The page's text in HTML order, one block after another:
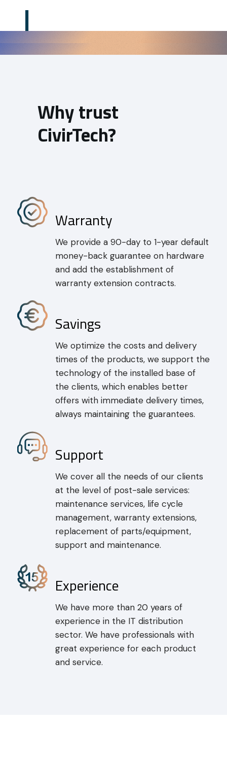
Commit
Why trust
CivirTech?
Warranty
We provide a 90-day to 1-year default
money-back guarantee on hardware
and add the establishment of
warranty extension contracts.
Savings
We optimize the costs and delivery
times of the products, we support the
technology of the installed base of
the clients, which enables better
offers with immediate delivery times,
always maintaining the guarantees.
Support
We cover all the needs of our clients
at the level of post-sale services:
maintenance services, life cycle
management, warranty extensions,
replacement of parts/equipment,
support and maintenance.
Experience
We have more than 20 years of
experience in the IT distribution
sector. We have professionals with
great experience for each product
and service.